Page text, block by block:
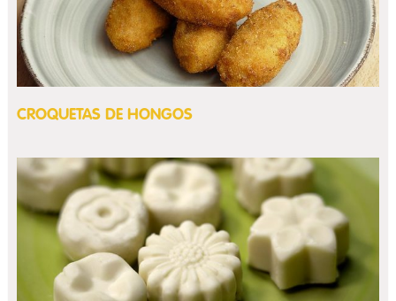
CROQUETAS DE HONGOS